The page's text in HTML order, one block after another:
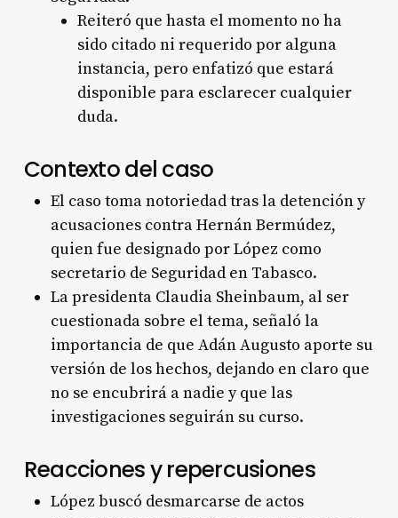
Reiteró que hasta el momento no ha
sido citado ni requerido por alguna
instancia, pero enfatizó que estará
disponible para esclarecer cualquier
duda.
Contexto del caso
El caso toma notoriedad tras la detención y
acusaciones contra Hernán Bermúdez,
quien fue designado por López como
secretario de Seguridad en Tabasco.
La presidenta Claudia Sheinbaum, al ser
cuestionada sobre el tema, señaló la
importancia de que Adán Augusto aporte su
versión de los hechos, dejando en claro que
no se encubrirá a nadie y que las
investigaciones seguirán su curso.
Reacciones y repercusiones
López buscó desmarcarse de actos